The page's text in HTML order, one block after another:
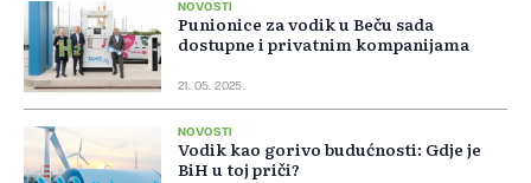
NOVOSTI
Punionice za vodik u Beču sada
dostupne i privatnim kompanijama
21. 05. 2025.
NOVOSTI
Vodik kao gorivo budućnosti: Gdje je
BiH u toj priči?